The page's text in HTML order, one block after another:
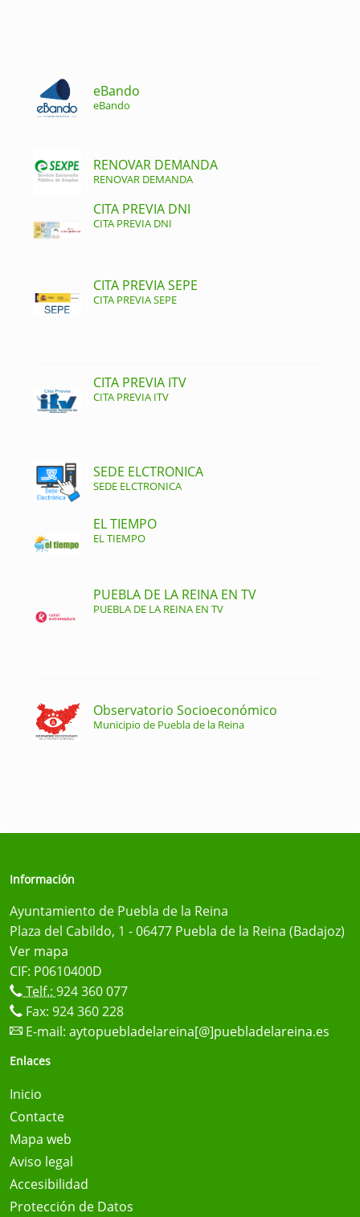
eBando
eBando
RENOVAR DEMANDA
RENOVAR DEMANDA
CITA PREVIA DNI
CITA PREVIA DNI
CITA PREVIA SEPE
CITA PREVIA SEPE
CITA PREVIA ITV
CITA PREVIA ITV
SEDE ELCTRONICA
SEDE ELCTRONICA
EL TIEMPO
EL TIEMPO
PUEBLA DE LA REINA EN TV
PUEBLA DE LA REINA EN TV
Observatorio Socioeconómico
Municipio de Puebla de la Reina
Información
Ayuntamiento de Puebla de la Reina
Plaza del Cabildo, 1 - 06477 Puebla de la Reina (Badajoz)
Ver mapa
CIF: P0610400D
Telf.: 924 360 077
Fax: 924 360 228
E-mail: aytopuebladelareina[@]puebladelareina.es
Enlaces
Inicio
Contacte
Mapa web
Aviso legal
Accesibilidad
Protección de Datos